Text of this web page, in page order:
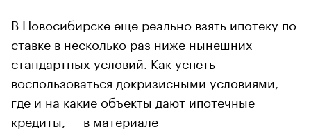
В Новосибирске еще реально взять ипотеку по
ставке в несколько раз ниже нынешних
стандартных условий. Как успеть
воспользоваться докризисными условиями,
где и на какие объекты дают ипотечные
кредиты, — в материале